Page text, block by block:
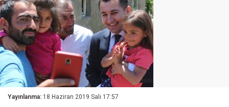
Yayınlanma: 18 Haziran 2019 Salı 17:57